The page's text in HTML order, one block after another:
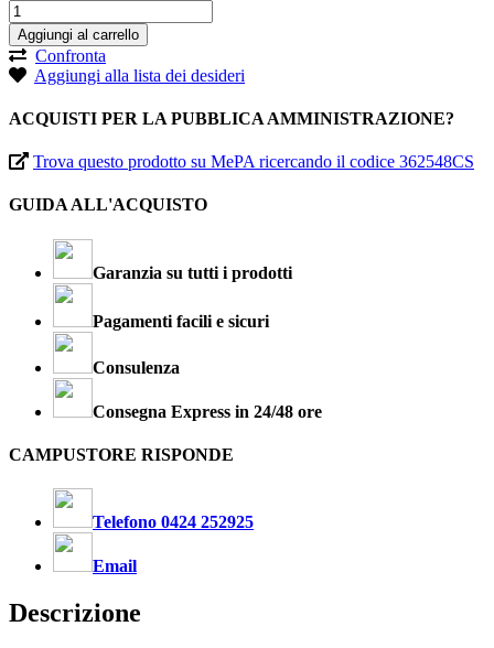
Aggiungi al carrello
Confronta
Aggiungi alla lista dei desideri
ACQUISTI PER LA PUBBLICA AMMINISTRAZIONE?
Trova questo prodotto su MePA ricercando il codice 362548CS
GUIDA ALL'ACQUISTO
Garanzia su tutti i prodotti
Pagamenti facili e sicuri
Consulenza
Consegna Express in 24/48 ore
CAMPUSTORE RISPONDE
Telefono 0424 252925
Email
Descrizione